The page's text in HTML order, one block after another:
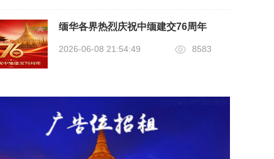
缅华各界热烈庆祝中缅建交76周年
2026-06-08 21:54:49 8583